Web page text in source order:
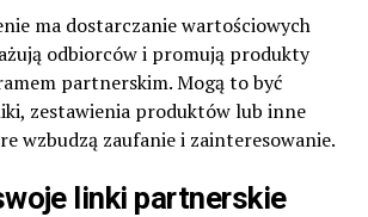
ma dostarczanie wartościowych
odbiorców i promują produkty
partnerskim. Mogą to być
zestawienia produktów lub inne
wzbudzą zaufanie i zainteresowanie.
linki partnerskie